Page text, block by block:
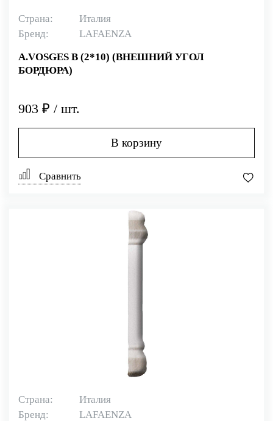
Страна:
Италия
Бренд:
LAFAENZA
A.VOSGES B (2*10) (ВНЕШНИЙ УГОЛ
БОРДЮРА)
903 ₽ / шт.
В корзину
Сравнить
Страна:
Италия
Бренд:
LAFAENZA